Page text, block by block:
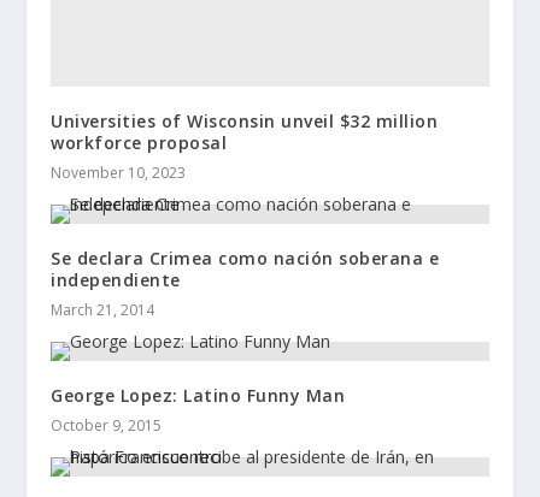
Universities of Wisconsin unveil $32 million
workforce proposal
November 10, 2023
Se declara Crimea como nación soberana e
independiente
March 21, 2014
George Lopez: Latino Funny Man
October 9, 2015